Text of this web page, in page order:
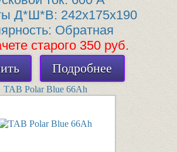
Д*Ш*В: 242x175x190
Обратная
старого 350 руб.
Подробнее
TAB Polar Blue 66Ah